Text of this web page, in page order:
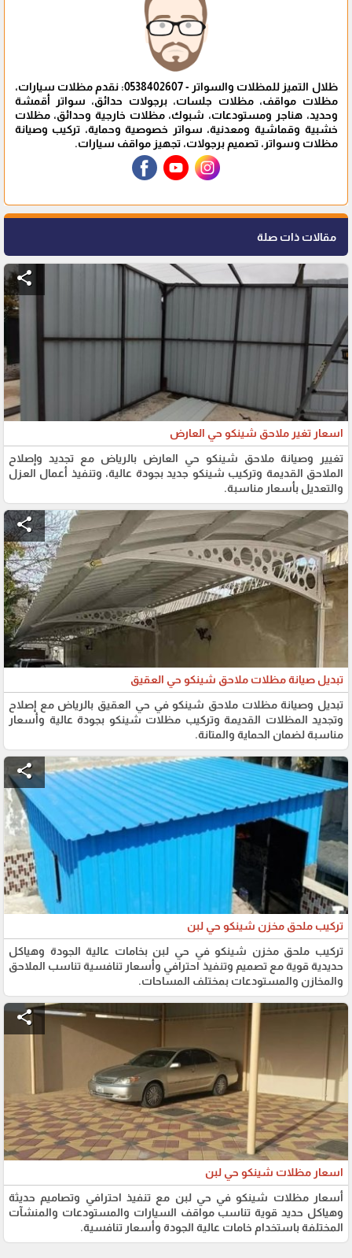
ظلال التميز للمظلات والسواتر - 0538402607: نقدم مظلات سيارات،
مظلات مواقف، مظلات جلسات، برجولات حدائق، سواتر أقمشة
وحديد، هناجر ومستودعات، شبوك، مظلات خارجية وحدائق، مظلات
خشبية وقماشية ومعدنية، سواتر خصوصية وحماية، تركيب وصيانة
مظلات وسواتر، تصميم برجولات، تجهيز مواقف سيارات.
مقالات ذات صلة
share
اسعار تغير ملاحق شينكو حي العارض
تغيير وصيانة ملاحق شينكو حي العارض بالرياض مع تجديد وإصلاح
الملاحق القديمة وتركيب شينكو جديد بجودة عالية، وتنفيذ أعمال العزل
والتعديل بأسعار مناسبة.
share
تبديل صيانة مظلات ملاحق شينكو حي العقيق
تبديل وصيانة مظلات ملاحق شينكو في حي العقيق بالرياض مع إصلاح
وتجديد المظلات القديمة وتركيب مظلات شينكو بجودة عالية وأسعار
مناسبة لضمان الحماية والمتانة.
share
تركيب ملحق مخزن شينكو حي لبن
تركيب ملحق مخزن شينكو في حي لبن بخامات عالية الجودة وهياكل
حديدية قوية مع تصميم وتنفيذ احترافي وأسعار تنافسية تناسب الملاحق
والمخازن والمستودعات بمختلف المساحات.
share
اسعار مظلات شينكو حي لبن
أسعار مظلات شينكو في حي لبن مع تنفيذ احترافي وتصاميم حديثة
وهياكل حديد قوية تناسب مواقف السيارات والمستودعات والمنشآت
المختلفة باستخدام خامات عالية الجودة وأسعار تنافسية.